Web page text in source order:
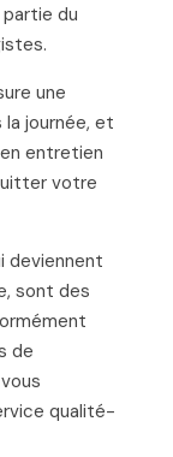
du
une
journée, et
entretien
votre
deviennent
sont des
de
qualité-